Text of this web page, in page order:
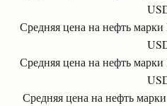
Средняя цена на нефть
Средняя цена на нефть
Средняя цена на нефть